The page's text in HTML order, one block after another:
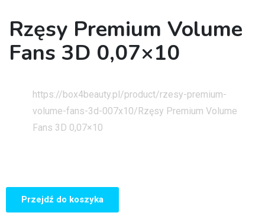
Rzęsy Premium Volume
Fans 3D 0,07×10
https://box4beauty.pl/product/rzesy-premium-
volume-fans-3d-007x10/Rzęsy Premium Volume
Fans 3D 0,07×10
Przejdź do koszyka